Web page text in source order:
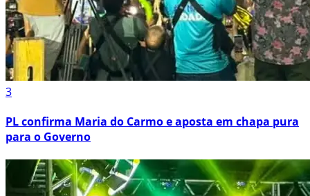
3
PL confirma Maria do Carmo e aposta em chapa pura
para o Governo